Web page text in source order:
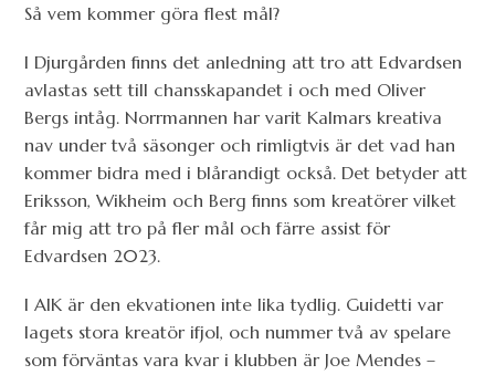
Så vem kommer göra flest mål?
I Djurgården finns det anledning att tro att Edvardsen
avlastas sett till chansskapandet i och med Oliver
Bergs intåg. Norrmannen har varit Kalmars kreativa
nav under två säsonger och rimligtvis är det vad han
kommer bidra med i blårandigt också. Det betyder att
Eriksson, Wikheim och Berg finns som kreatörer vilket
får mig att tro på fler mål och färre assist för
Edvardsen 2023.
I AIK är den ekvationen inte lika tydlig. Guidetti var
lagets stora kreatör ifjol, och nummer två av spelare
som förväntas vara kvar i klubben är Joe Mendes –